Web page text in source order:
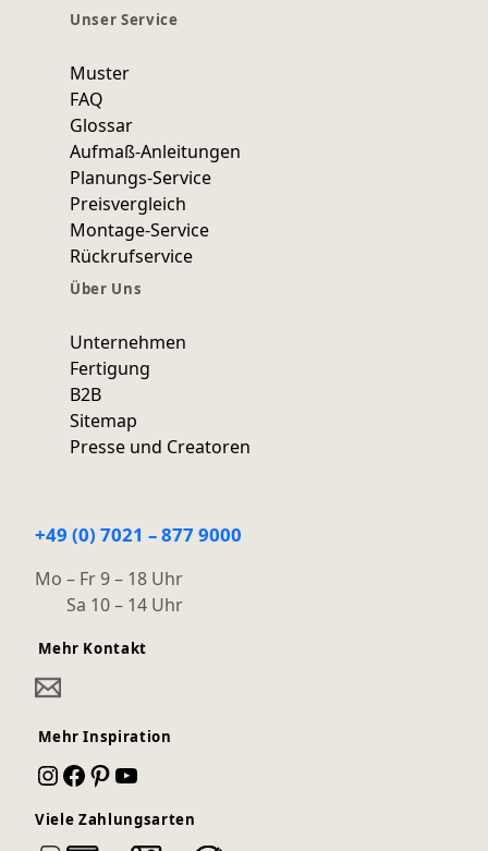
Unser Service
Muster
FAQ
Glossar
Aufmaß-Anleitungen
Planungs-Service
Preisvergleich
Montage-Service
Rückrufservice
Über Uns
Unternehmen
Fertigung
B2B
Sitemap
Presse und Creatoren
+49 (0) 7021 – 877 9000
Mo – Fr 9 – 18 Uhr
Sa 10 – 14 Uhr
Mehr Kontakt
Mehr Inspiration
InstagramFacebook Pinterest YouTube
Viele Zahlungsarten